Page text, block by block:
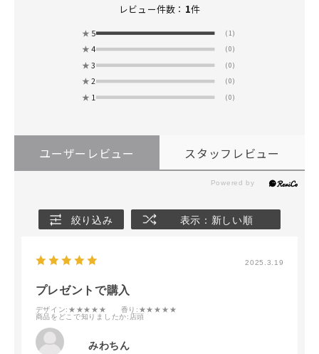
レビュー件数： 1件
★ 5 (1)
★ 4 (0)
★ 3 (0)
★ 2 (0)
★ 1 (0)
ユーザーレビュー スタッフレビュー
絞り込み 表示：新しい順
2025.3.19
プレゼントで購入
デザイン:★★★★★ 香り :★★★★★
商品をどこで知りましたか:店頭
みわちん